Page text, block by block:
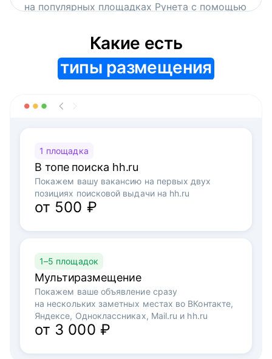
на популярных площадках Рунета с помощью
типы размещения
1 площадка
В топе поиска hh.ru
Покажем вашу вакансию на первых двух
позициях поисковой выдачи на hh.ru
от 500 ₽
1–5 площадок
Мультиразмещение
Покажем ваше объявление сразу
на нескольких заметных местах во ВКонтакте,
Яндексе, Одноклассниках, Mail.ru и hh.ru
от 3 000 ₽